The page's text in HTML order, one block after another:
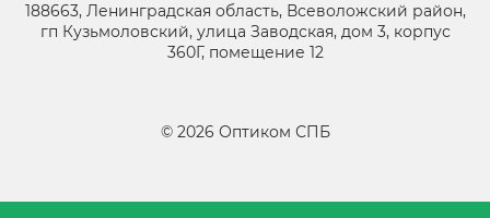
188663, Ленинградская область, Всеволожский район,
гп Кузьмоловский, улица Заводская, дом 3, корпус
360Г, помещение 12
© 2026 Оптиком СПБ